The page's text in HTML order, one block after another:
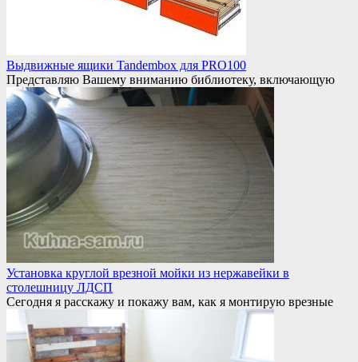
Выдвижные ящики Tandembox для PRO100
Представляю Вашему вниманию библиотеку, включающую
Установка круглой врезной мойки из нержавейки в
столешницу ЛДСП
Сегодня я расскажу и покажу вам, как я монтирую врезные